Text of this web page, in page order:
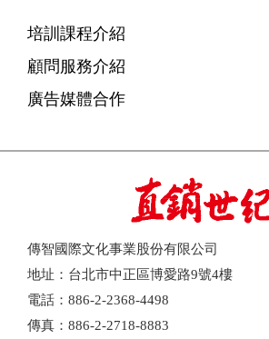
培訓課程介紹
顧問服務介紹
廣告媒體合作
傳智國際文化事業股份有限公司
地址：台北市中正區博愛路9號4樓
電話：886-2-2368-4498
傳真：886-2-2718-8883